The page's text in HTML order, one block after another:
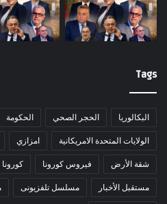
Tags
البكالوريا الحجر الصحي الحكومة
الولايات المتحدة الامريكانية امزازي
شقة الأرض فيروس كورونا كورونا
مستقبل الأخبار مسلسل تلفزيونى